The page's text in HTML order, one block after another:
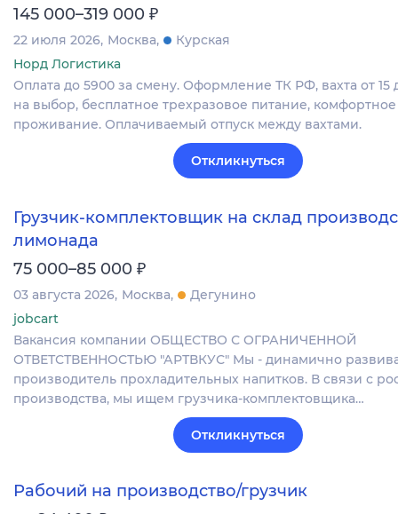
145 000–319 000 ₽
22 июля 2026 Москва
Курская
Норд Логистика
Оплата до 5900 за смену. Оформление ТК РФ, вахта от 15
на выбор, бесплатное трехразовое питание, комфортное
проживание. Оплачиваемый отпуск между вахтами.
Откликнуться
Грузчик-комплектовщик на склад
лимонада
75 000–85 000 ₽
03 августа 2026 Москва
Дегунино
jobcart
Вакансия компании ОБЩЕСТВО С ОГРАНИЧЕННОЙ
ОТВЕТСТВЕННОСТЬЮ "АРТВКУС" Мы - динамично
производитель прохладительных напитков. В связи с
производства, мы ищем грузчика-комплектовщика…
Откликнуться
Рабочий на производство/грузчик